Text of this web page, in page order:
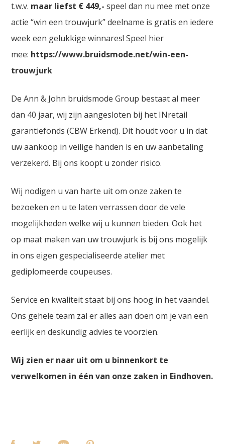
t.w.v. maar liefst € 449,- speel dan nu mee met onze
actie “win een trouwjurk” deelname is gratis en iedere
week een gelukkige winnares! Speel hier
mee: https://www.bruidsmode.net/win-een-
trouwjurk
De Ann & John bruidsmode Group bestaat al meer
dan 40 jaar, wij zijn aangesloten bij het INretail
garantiefonds (CBW Erkend). Dit houdt voor u in dat
uw aankoop in veilige handen is en uw aanbetaling
verzekerd. Bij ons koopt u zonder risico.
Wij nodigen u van harte uit om onze zaken te
bezoeken en u te laten verrassen door de vele
mogelijkheden welke wij u kunnen bieden. Ook het
op maat maken van uw trouwjurk is bij ons mogelijk
in ons eigen gespecialiseerde atelier met
gediplomeerde coupeuses.
Service en kwaliteit staat bij ons hoog in het vaandel.
Ons gehele team zal er alles aan doen om je van een
eerlijk en deskundig advies te voorzien.
Wij zien er naar uit om u binnenkort te
verwelkomen in één van onze zaken in Eindhoven.